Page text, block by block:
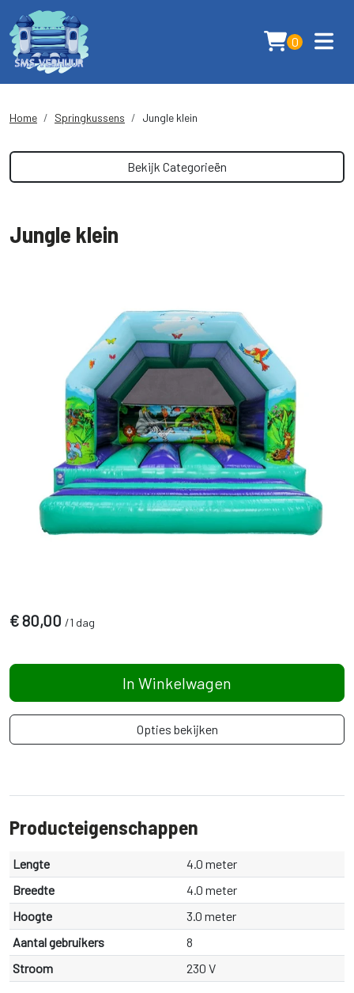
0
Home Springkussens Jungle klein
Bekijk Categorieën
Jungle klein
€80,00 /1 dag
In Winkelwagen
Opties bekijken
Producteigenschappen
Lengte
4.0 meter
Breedte
4.0 meter
Hoogte
3.0 meter
Aantal gebruikers
8
Stroom
230 V